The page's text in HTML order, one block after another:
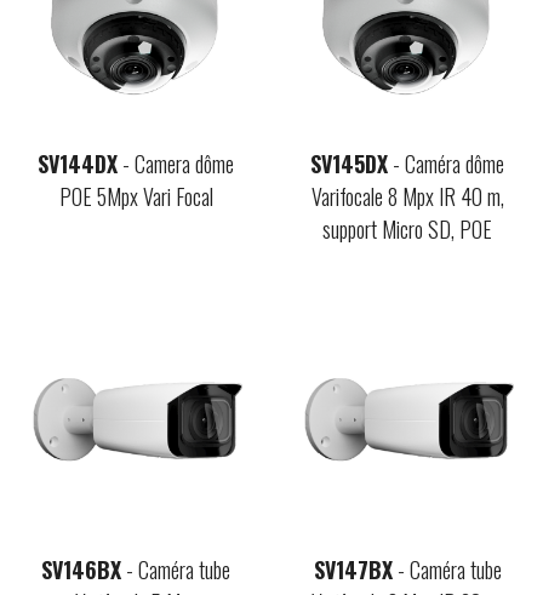
SV144DX- Camera dôme
POE 5Mpx Vari Focal
SV145DX- Caméra dôme
Varifocale 8 Mpx IR 40 m,
support Micro SD, POE
SV146BX- Caméra tube
SV147BX- Caméra tube